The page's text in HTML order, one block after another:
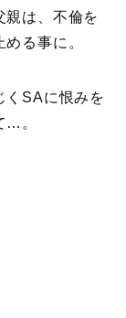
親は、不倫を
る事に。
くSAに恨みを
…。